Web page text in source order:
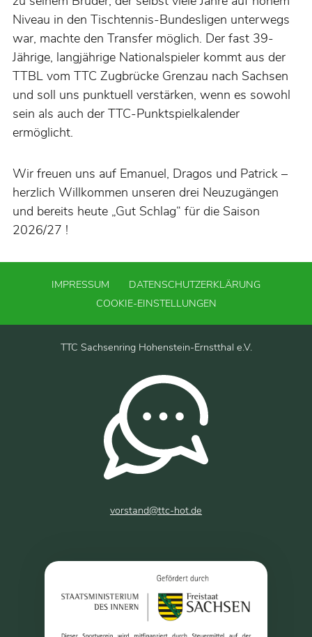
Niveau in den Tischtennis-Bundesligen unterwegs
war, machte den Transfer möglich. Der fast 39-
Jährige, langjährige Nationalspieler kommt aus der
TTBL vom TTC Zugbrücke Grenzau nach Sachsen
und soll uns punktuell verstärken, wenn es sowohl
sein als auch der TTC-Punktspielkalender
ermöglicht.
Wir freuen uns auf Emanuel, Dragos und Patrick –
herzlich Willkommen unseren drei Neuzugängen
und bereits heute „Gut Schlag“ für die Saison
2026/27 !
IMPRESSUM
DATENSCHUTZERKLÄRUNG
COOKIE-EINSTELLUNGEN
TTC Sachsenring Hohenstein-Ernstthal e.V.
vorstand@ttc-hot.de